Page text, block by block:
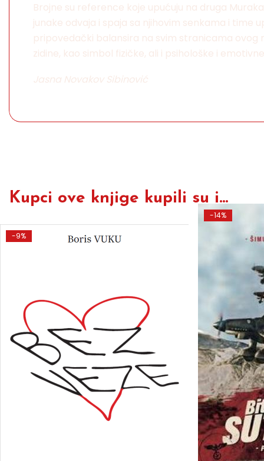
Brojne su reference koje upućuju na druga
junake odvaja i spaja sa njihovim senkama i time
pripovedački balansira na svim stranicama ovog
zidine, kao simbol fizičke, ali i psihološke i
Jasna Novakov Sibinović
Kupci ove knjige kupili su i...
-9%
-14%